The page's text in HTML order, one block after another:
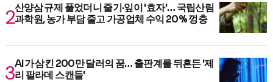
산양삼 규제 풀었더니 줄기·잎이 '효자'… 국립산림
과학원, 농가 부담 줄고 가공업체 수익 20% 껑충
AI가 삼킨 200만 달러의 꿈… 출판계를 뒤흔든 '제
리 팔라데 스캔들'